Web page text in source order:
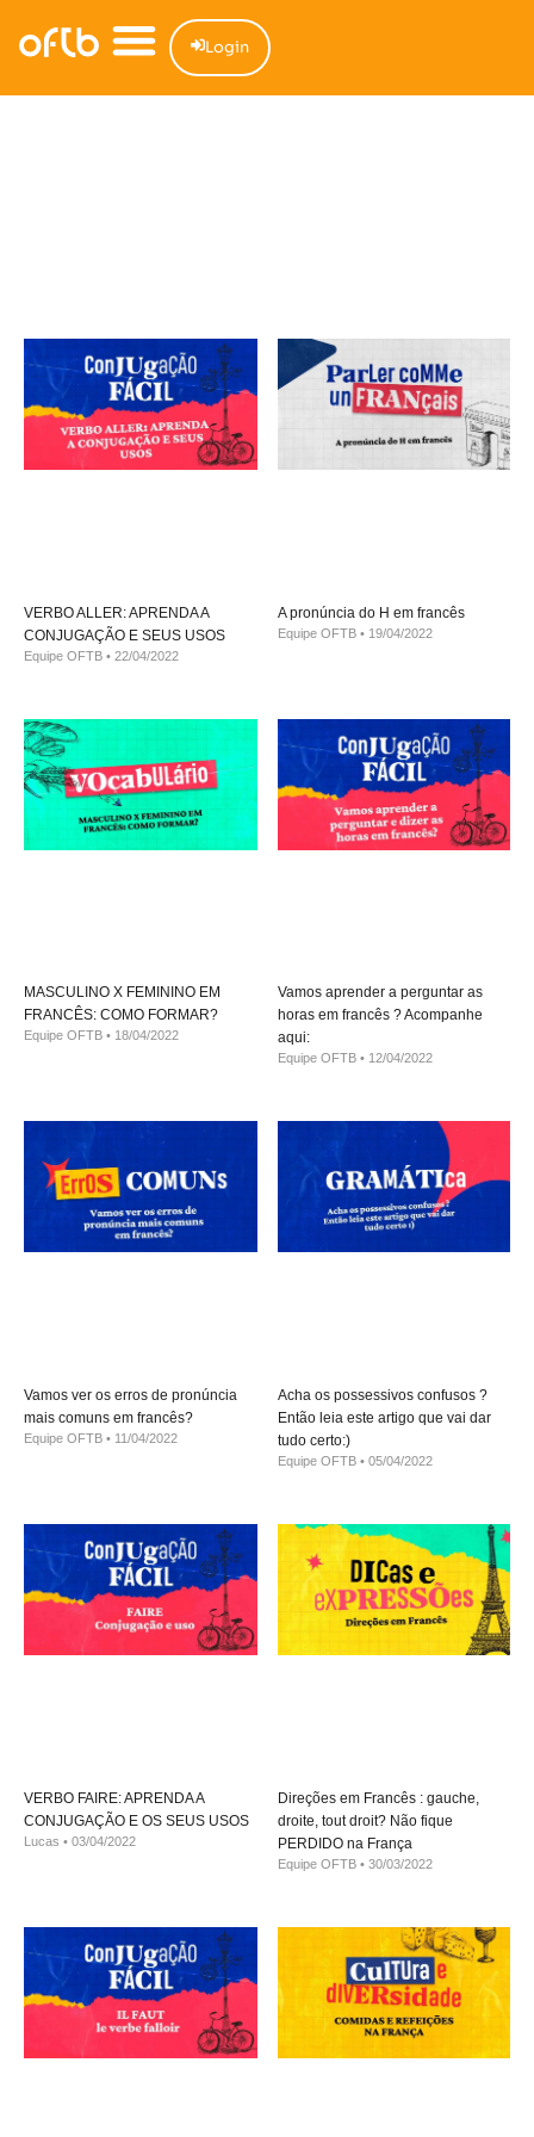
Login
VERBO ALLER: APRENDA A
CONJUGAÇÃO E SEUS USOS
Equipe OFTB 22/04/2022
A pronúncia do H em francês
Equipe OFTB 19/04/2022
MASCULINO X FEMININO EM
FRANCÊS: COMO FORMAR?
Equipe OFTB 18/04/2022
Vamos aprender a perguntar as
horas em francês ? Acompanhe
aqui:
Equipe OFTB 12/04/2022
Vamos ver os erros de pronúncia
mais comuns em francês?
Equipe OFTB 11/04/2022
Acha os possessivos confusos ?
Então leia este artigo que vai dar
tudo certo:)
Equipe OFTB 05/04/2022
VERBO FAIRE: APRENDA A
CONJUGAÇÃO E OS SEUS USOS
Lucas 03/04/2022
Direções em Francês : gauche,
droite, tout droit? Não fique
PERDIDO na França
Equipe OFTB 30/03/2022